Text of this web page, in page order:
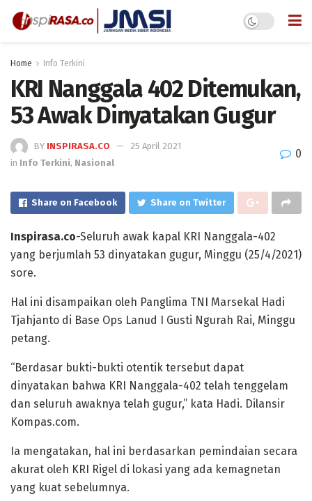
Home Info Terkini
KRI Nanggala 402 Ditemukan,
53 Awak Dinyatakan Gugur
BY INSPIRASA.CO
25 April 2021
in Info Terkini, Nasional
0
Share on Facebook Share on Twitter
Inspirasa.co-Seluruh awak kapal KRI Nanggala-402
yang berjumlah 53 dinyatakan gugur, Minggu (25/4/2021)
sore.
Hal ini disampaikan oleh Panglima TNI Marsekal Hadi
Tjahjanto di Base Ops Lanud I Gusti Ngurah Rai, Minggu
petang.
“Berdasar bukti-bukti otentik tersebut dapat
dinyatakan bahwa KRI Nanggala-402 telah tenggelam
dan seluruh awaknya telah gugur,” kata Hadi. Dilansir
Kompas.com.
Ia mengatakan, hal ini berdasarkan pemindaian secara
akurat oleh KRI Rigel di lokasi yang ada kemagnetan
yang kuat sebelumnya.